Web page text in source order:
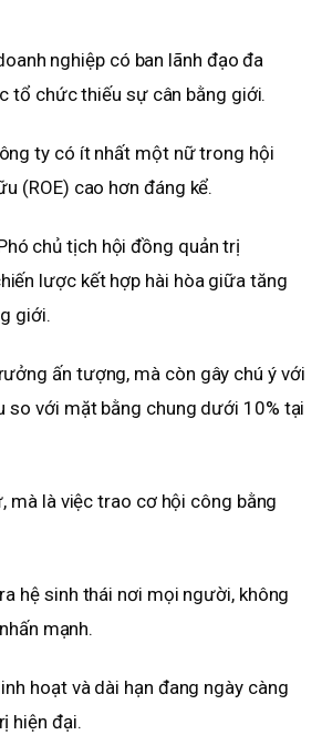
nghiệp có ban lãnh đạo đa
tổ chức thiếu sự cân bằng giới.
ty có ít nhất một nữ trong hội
(ROE) cao hơn đáng kể.
chủ tịch hội đồng quản trị
lược kết hợp hài hòa giữa tăng
giới.
ấn tượng, mà còn gây chú ý với
so với mặt bằng chung dưới 10% tại
mà là việc trao cơ hội công bằng
hệ sinh thái nơi mọi người, không
mạnh.
hoạt và dài hạn đang ngày càng
hiện đại.